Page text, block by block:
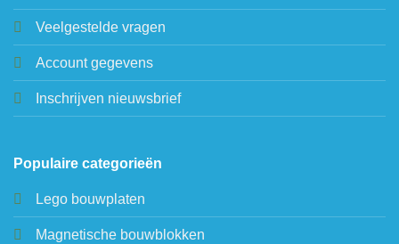
Veelgestelde vragen
Account gegevens
Inschrijven nieuwsbrief
Populaire categorieën
Lego bouwplaten
Magnetische bouwblokken